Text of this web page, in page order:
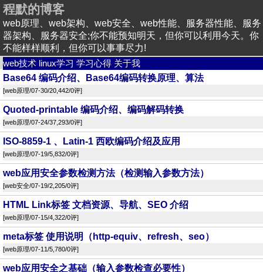
程默的博客
web原理、web架构、web安全、web性能、服务器性能、服务
器架构、服务器安全;你不能预知明天，但你可以利用今天。你
不能样样顺利，但你可以事事尽力!
web技术 linux学习 学习心得 关于我
Base64 编码介绍、Base64编码转换原理、算法
[web原理/07-30/20,442/0评]
Quoted-printable 编码介绍、编码解码转换
[web原理/07-24/37,293/0评]
ISO-8859-1 、Latin-1 西欧编码介绍及应用
[web原理/07-19/5,832/0评]
web应用安全参数检测方法（检测输入参数方法）
[web安全/07-19/2,205/0评]
HTML Link标签 文档资源、导航、SEO 介绍
[web原理/07-15/4,322/0评]
meta标签 使用说明（http-equiv、refresh、seo）
[web原理/07-11/5,780/0评]
web应用安全之基础（输入参数检查必要性）